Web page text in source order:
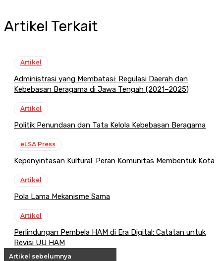
Artikel Terkait
Artikel
Administrasi yang Membatasi: Regulasi Daerah dan
Kebebasan Beragama di Jawa Tengah (2021–2025)
Artikel
Politik Penundaan dan Tata Kelola Kebebasan Beragama
eLSA Press
Kepenyintasan Kultural: Peran Komunitas Membentuk Kota
Artikel
Pola Lama Mekanisme Sama
Artikel
Perlindungan Pembela HAM di Era Digital: Catatan untuk
Revisi UU HAM
Artikel sebelumnya